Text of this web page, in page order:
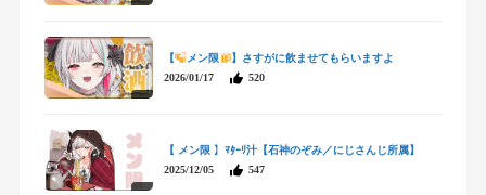
【 メン限
】さすがに飲ませてもらいますよ
2026/01/17
520
【 メン限 】ﾏﾀｰﾘ汁【石神のぞみ／にじさんじ所属】
2025/12/05
547